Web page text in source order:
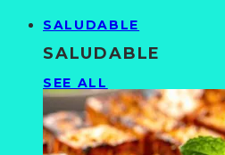
SALUDABLE
SALUDABLE
SEE ALL